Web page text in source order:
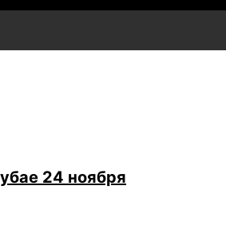
24 ноября